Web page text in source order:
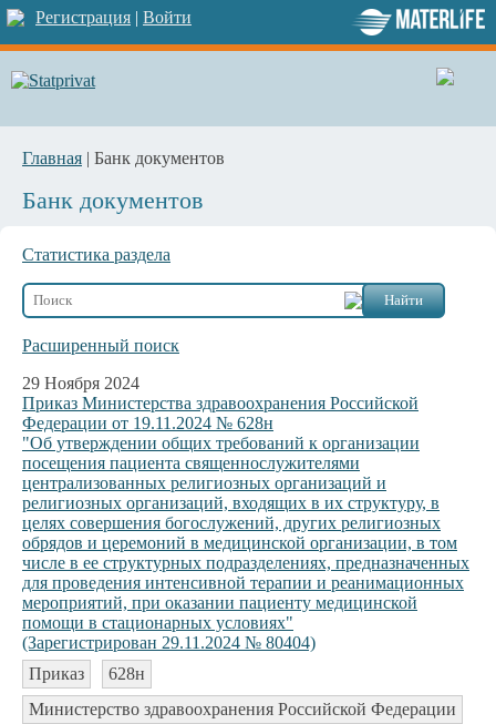
Регистрация | Войти
Главная | Банк документов
Банк документов
Статистика раздела
Расширенный поиск
29 Ноября 2024
Приказ Министерства здравоохранения Российской
Федерации от 19.11.2024 № 628н
"Об утверждении общих требований к организации
посещения пациента священнослужителями
централизованных религиозных организаций и
религиозных организаций, входящих в их структуру, в
целях совершения богослужений, других религиозных
обрядов и церемоний в медицинской организации, в том
числе в ее структурных подразделениях, предназначенных
для проведения интенсивной терапии и реанимационных
мероприятий, при оказании пациенту медицинской
помощи в стационарных условиях"
(Зарегистрирован 29.11.2024 № 80404)
Приказ
628н
Министерство здравоохранения Российской Федерации